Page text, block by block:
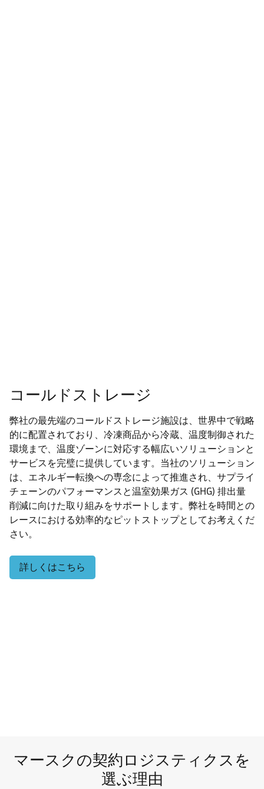
コールドストレージ
弊社の最先端のコールドストレージ施設は、世界中で戦略
的に配置されており、冷凍商品から冷蔵、温度制御された
環境まで、温度ゾーンに対応する幅広いソリューションと
サービスを完璧に提供しています。当社のソリューション
は、エネルギー転換への専念によって推進され、サプライ
チェーンのパフォーマンスと温室効果ガス (GHG) 排出量
削減に向けた取り組みをサポートします。弊社を時間との
レースにおける効率的なピットストップとしてお考えくだ
さい。
詳しくはこちら
マースクの契約ロジスティクスを
選ぶ理由